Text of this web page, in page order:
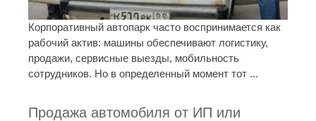
Корпоративный автопарк часто воспринимается как
рабочий актив: машины обеспечивают логистику,
продажи, сервисные выезды, мобильность
сотрудников. Но в определенный момент тот ...
Продажа автомобиля от ИП или